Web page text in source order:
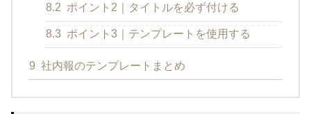
8.2 ポイント2｜タイトルを必ず付ける
8.3 ポイント3｜テンプレートを使用する
9 社内報のテンプレートまとめ